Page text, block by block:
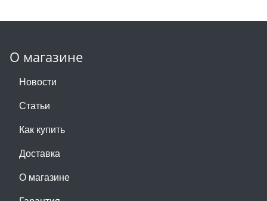
О магазине
Новости
Статьи
Как купить
Доставка
О магазине